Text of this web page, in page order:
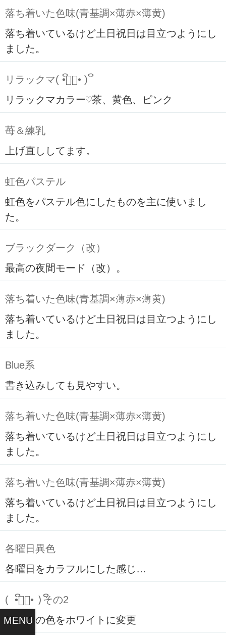
MENU
落ち着いた色味(青基調×薄赤×薄黄)
落ち着いているけど土日祝日は目立つようにし
ました。
リラックマ( ິ•ᆺ⃘• )ິ
リラックマカラー♡茶、黄色、ピンク
苺＆練乳
上げ直ししてます。
虹色パステル
虹色をパステル色にしたものを主に使いまし
た。
ブラックダーク（改）
最高の夜間モード（改）。
落ち着いた色味(青基調×薄赤×薄黄)
落ち着いているけど土日祝日は目立つようにし
ました。
Blue系
書き込みしても見やすい。
落ち着いた色味(青基調×薄赤×薄黄)
落ち着いているけど土日祝日は目立つようにし
ました。
落ち着いた色味(青基調×薄赤×薄黄)
落ち着いているけど土日祝日は目立つようにし
ました。
各曜日異色
各曜日をカラフルにした感じ…
( ິ•ᆺ⃘• )ິその2
リンクの色をホワイトに変更